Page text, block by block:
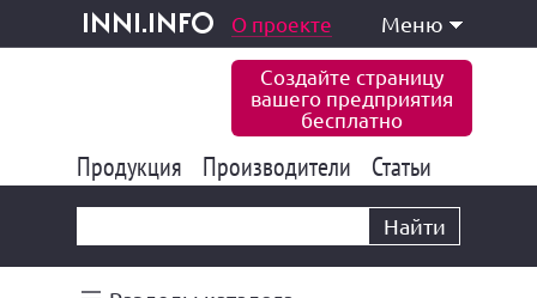
inni.info
и услуги О проекте Меню
Создайте страницу
вашего предприятия
бесплатно
Продукция 177 822
Производители 6 765
Статьи
Найти